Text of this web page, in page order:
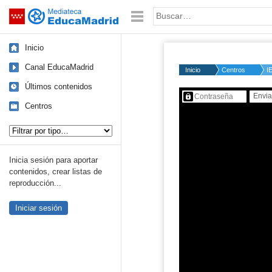
Saltar navegación Palabra o frase:
Inicio
Canal EducaMadrid
Últimos contenidos
Centros
Inicia sesión para aportar
contenidos, crear listas de
reproducción...
Iniciar sesión
Inicio Centros
Contenido protegido…